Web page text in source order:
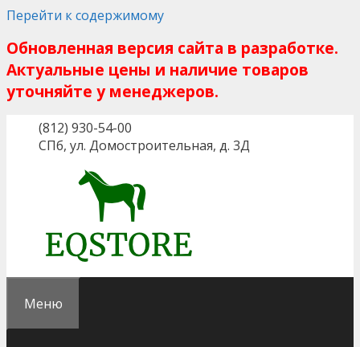
Перейти к содержимому
Обновленная версия сайта в разработке.
Актуальные цены и наличие товаров
уточняйте у менеджеров.
(812) 930-54-00
СПб, ул. Домостроительная, д. 3Д
Меню